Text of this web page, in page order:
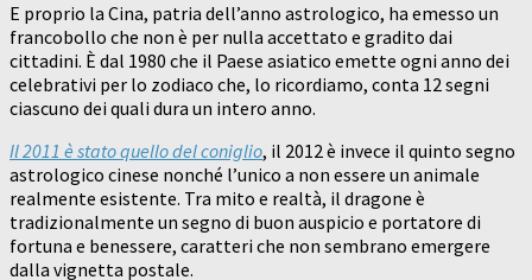
E proprio la Cina, patria dell’anno astrologico, ha emesso un
francobollo che non è per nulla accettato e gradito dai
cittadini. È dal 1980 che il Paese asiatico emette ogni anno dei
celebrativi per lo zodiaco che, lo ricordiamo, conta 12 segni
ciascuno dei quali dura un intero anno.
Il 2011 è stato quello del coniglio, il 2012 è invece il quinto segno
astrologico cinese nonché l’unico a non essere un animale
realmente esistente. Tra mito e realtà, il dragone è
tradizionalmente un segno di buon auspicio e portatore di
fortuna e benessere, caratteri che non sembrano emergere
dalla vignetta postale.